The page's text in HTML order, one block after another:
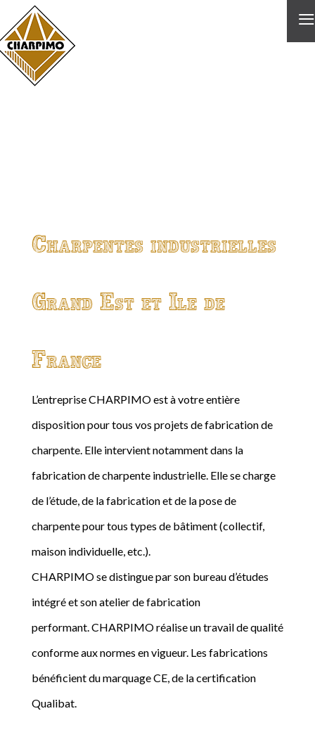
≡
Charpentes industrielles
Grand Est et Ile de
France
L’entreprise CHARPIMO est à votre entière
disposition pour tous vos projets de fabrication de
charpente. Elle intervient notamment dans la
fabrication de charpente industrielle. Elle se charge
de l’étude, de la fabrication et de la pose de
charpente pour tous types de bâtiment (collectif,
maison individuelle, etc.).
CHARPIMO se distingue par son bureau d’études
intégré et son atelier de fabrication
performant. CHARPIMO réalise un travail de qualité
conforme aux normes en vigueur. Les fabrications
bénéficient du marquage CE, de la certification
Qualibat.